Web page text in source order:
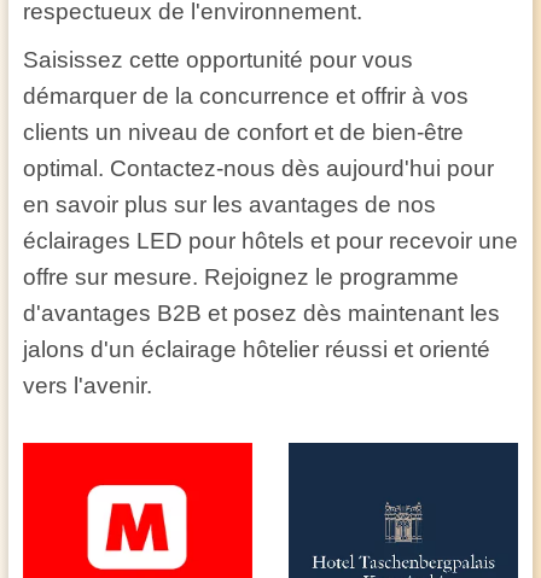
respectueux de l'environnement.
Saisissez cette opportunité pour vous
démarquer de la concurrence et offrir à vos
clients un niveau de confort et de bien-être
optimal. Contactez-nous dès aujourd'hui pour
en savoir plus sur les avantages de nos
éclairages LED pour hôtels et pour recevoir une
offre sur mesure. Rejoignez le programme
d'avantages B2B et posez dès maintenant les
jalons d'un éclairage hôtelier réussi et orienté
vers l'avenir.